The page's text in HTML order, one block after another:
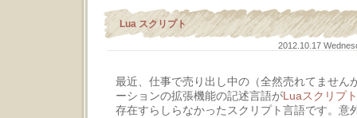
Lua スクリプト
2012.10.17
最近、仕事で売り出し中の（全然売れてません
ーションの拡張機能の記述言語がLuaスクリプト
存在すらしらなかったスクリプト言語です。意